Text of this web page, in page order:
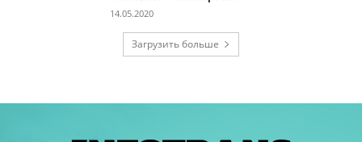
14.05.2020
Загрузить больше